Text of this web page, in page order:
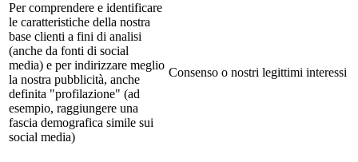
Per comprendere e identificare
le caratteristiche della nostra
base clienti a fini di analisi
(anche da fonti di social
media) e per indirizzare meglio
la nostra pubblicità, anche
definita "profilazione" (ad
esempio, raggiungere una
fascia demografica simile sui
social media)
Consenso o nostri legittimi interessi